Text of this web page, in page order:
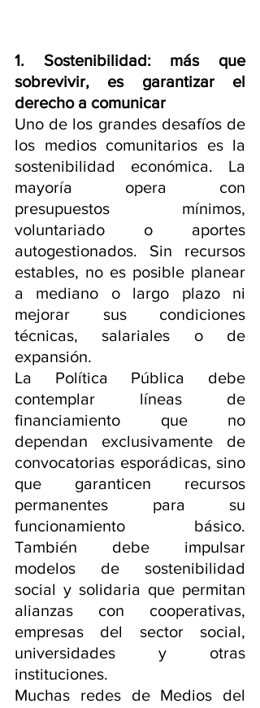
1. Sostenibilidad: más que
sobrevivir, es garantizar el
derecho a comunicar
Uno de los grandes desafíos de
los medios comunitarios es la
sostenibilidad económica. La
mayoría opera con
presupuestos mínimos,
voluntariado o aportes
autogestionados. Sin recursos
estables, no es posible planear
a mediano o largo plazo ni
mejorar sus condiciones
técnicas, salariales o de
expansión.
La Política Pública debe
contemplar líneas de
financiamiento que no
dependan exclusivamente de
convocatorias esporádicas, sino
que garanticen recursos
permanentes para su
funcionamiento básico.
También debe impulsar
modelos de sostenibilidad
social y solidaria que permitan
alianzas con cooperativas,
empresas del sector social,
universidades y otras
instituciones.
Muchas redes de Medios del